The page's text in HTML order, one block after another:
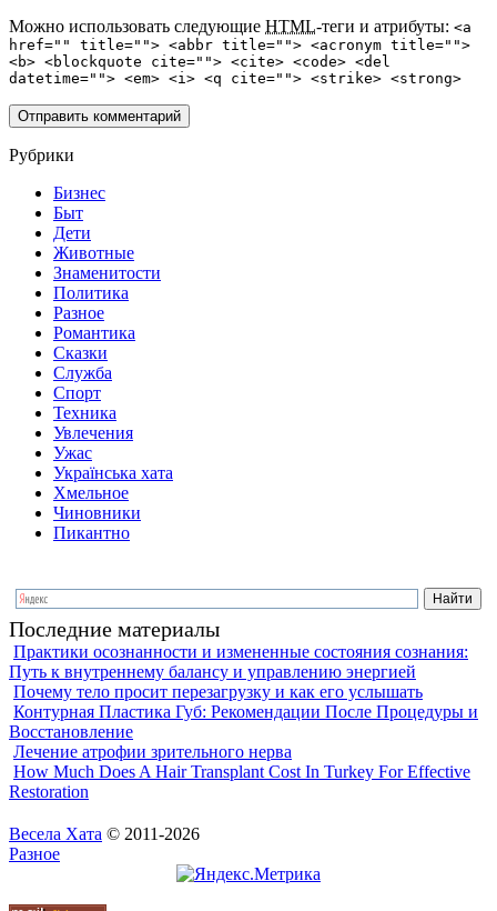
Можно использовать следующие HTML-теги и атрибуты: <a
href="" title=""> <abbr title=""> <acronym title="">
<b> <blockquote cite=""> <cite> <code> <del
datetime=""> <em> <i> <q cite=""> <strike> <strong>
Рубрики
Бизнес
Быт
Дети
Животные
Знаменитости
Политика
Разное
Романтика
Сказки
Служба
Спорт
Техника
Увлечения
Ужас
Українська хата
Хмельное
Чиновники
Пикантно
Последние материалы
Практики осознанности и измененные состояния сознания:
Путь к внутреннему балансу и управлению энергией
Почему тело просит перезагрузку и как его услышать
Контурная Пластика Губ: Рекомендации После Процедуры и
Восстановление
Лечение атрофии зрительного нерва
How Much Does A Hair Transplant Cost In Turkey For Effective
Restoration
Весела Хата © 2011-2026
Разное